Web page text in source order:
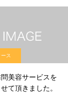
ス
美容サービスを
て頂きました。